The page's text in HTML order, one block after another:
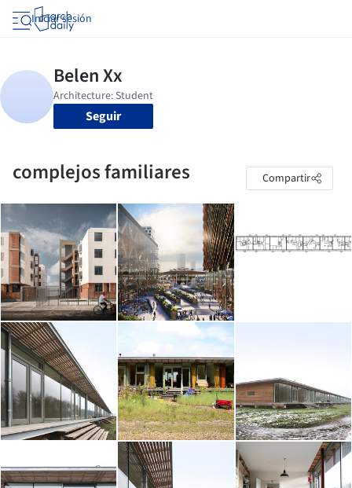
Iniciar sesión
Seguir
complejos familiares Compartir